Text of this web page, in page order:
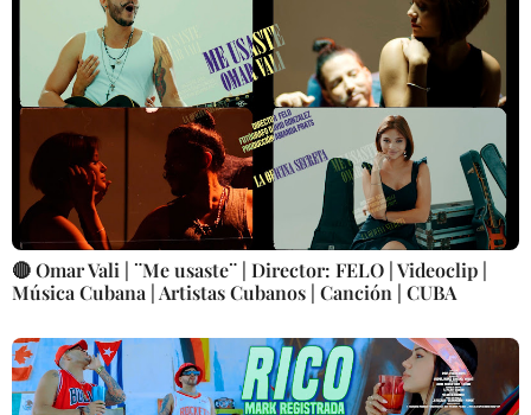
🔴 Omar Vali | ¨Me usaste¨ | Director: FELO | Videoclip |
Música Cubana | Artistas Cubanos | Canción | CUBA